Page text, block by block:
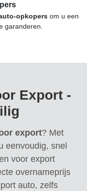
opkopers om u een
garanderen.
Export -
export? Met
eenvoudig, snel
voor export
overnameprijs
auto, zelfs